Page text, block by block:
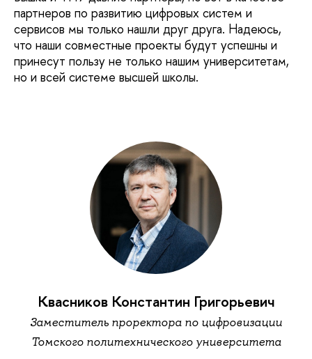
партнеров по развитию цифровых систем и
сервисов мы только нашли друг друга. Надеюсь,
что наши совместные проекты будут успешны и
принесут пользу не только нашим университетам,
но и всей системе высшей школы.
Квасников Константин Григорьевич
Заместитель проректора по цифровизации
Томского политехнического университета